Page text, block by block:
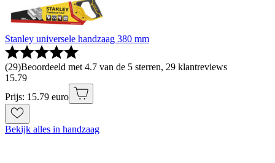
Stanley universele handzaag 380 mm
(29)Beoordeeld met 4.7 van de 5 sterren, 29 klantreviews
15.79
Prijs: 15.79 euro
Bekijk alles in handzaag